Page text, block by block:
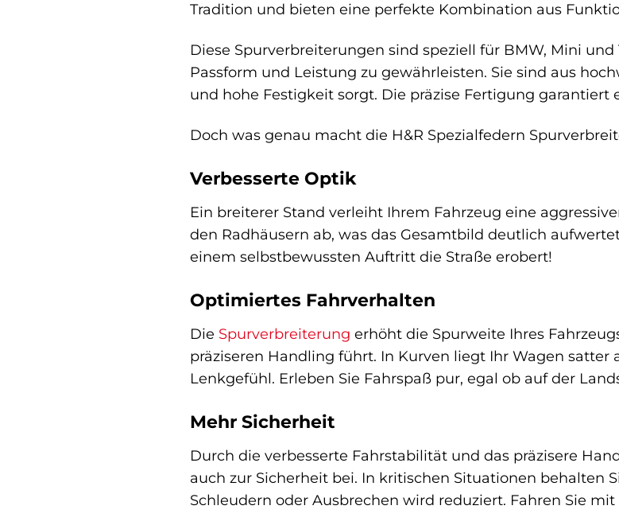
Tradition und bieten eine perfekte Kombination aus
Diese Spurverbreiterungen sind speziell für BMW, Mini
Passform und Leistung zu gewährleisten. Sie sind aus
und hohe Festigkeit sorgt. Die präzise Fertigung
Doch was genau macht die H&R Spezialfedern
Verbesserte Optik
Ein breiterer Stand verleiht Ihrem Fahrzeug eine
den Radhäusern ab, was das Gesamtbild deutlich
einem selbstbewussten Auftritt die Straße erobert!
Optimiertes Fahrverhalten
Die Spurverbreiterung erhöht die Spurweite Ihres
präziseren Handling führt. In Kurven liegt Ihr Wagen
Lenkgefühl. Erleben Sie Fahrspaß pur, egal ob auf der
Mehr Sicherheit
Durch die verbesserte Fahrstabilität und das präzisere
auch zur Sicherheit bei. In kritischen Situationen behalten
Schleudern oder Ausbrechen wird reduziert. Fahren Sie